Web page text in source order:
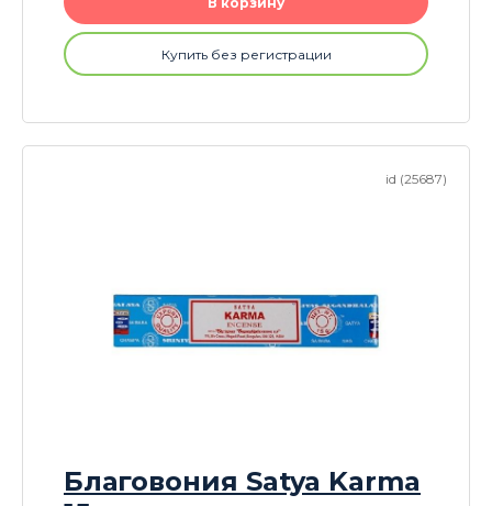
Купить без регистрации
id (25687)
Благовония Satya Karma